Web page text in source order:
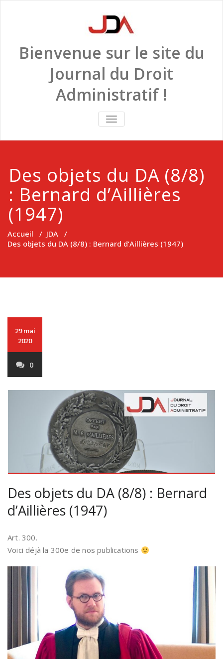
Bienvenue sur le site du
Journal du Droit
Administratif !
TOGGLE
NAVIGATION
Des objets du DA (8/8)
: Bernard d’Aillières
(1947)
Accueil / JDA /
Des objets du DA (8/8) : Bernard d’Aillières (1947)
29 mai
2020
0
Des objets du DA (8/8) : Bernard
d’Aillières (1947)
Art. 300.
Voici déjà la 300e de nos publications